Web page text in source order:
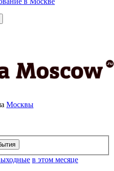
Москвы
в этом месяце